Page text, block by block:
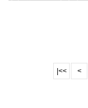
|<< <